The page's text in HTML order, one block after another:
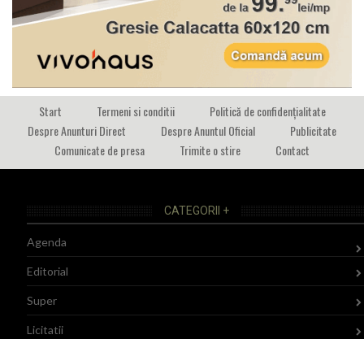
Start Termeni si conditii
Politică de confidențialitate
Despre Anunturi Direct
Despre Anuntul Oficial
Publicitate
Comunicate de presa
Trimite o stire Contact
CATEGORII +
Agenda
Editorial
Super
Licitatii